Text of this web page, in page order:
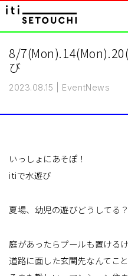
8/
び
2023.08.15 EventNews
いっしょにあそぽ！
itiで水遊び
夏場、幼児の遊びどうしてる？
庭があったらプールも置ける
道路に面した玄関先なんてこ